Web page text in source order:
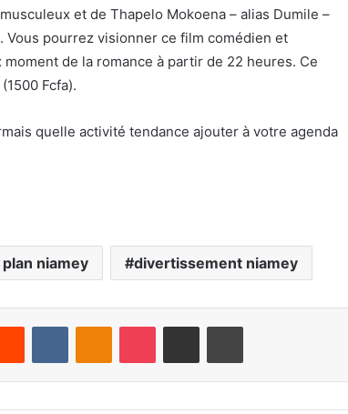
et de Thapelo Mokoena – alias Dumile –
pourrez visionner ce film comédien et
de la romance à partir de 22 heures. Ce
Fcfa).
quelle activité tendance ajouter à votre agenda
niamey divertissement niamey